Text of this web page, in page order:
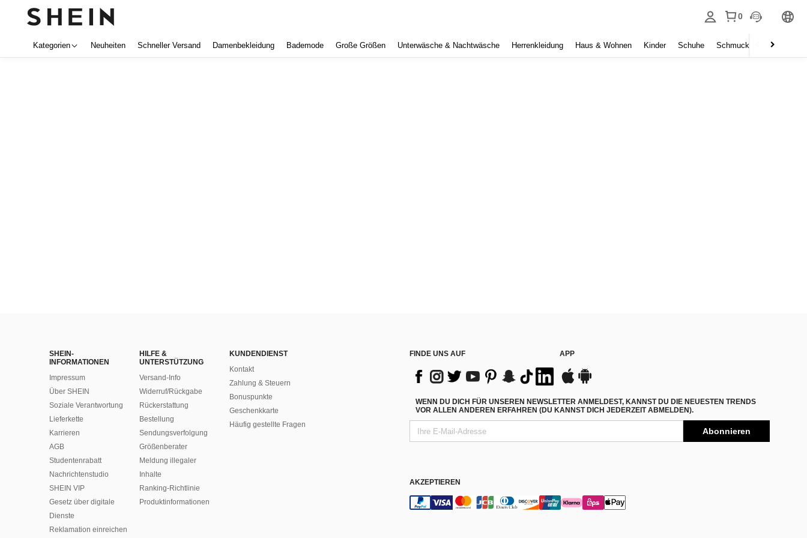
0
Kategorien Neuheiten Schneller Versand Damenbekleidung Bademode Große Größen Unterwäsche & Nachtwäsche Herrenkleidung Haus & Wohnen Kinder Schuhe Schmuck & Accessoires
SHEIN-
INFORMATIONEN
Impressum
Über SHEIN
Soziale Verantwortung
Lieferkette
Karrieren
AGB
Studentenrabatt
Nachrichtenstudio
SHEIN VIP
Gesetz über digitale
Dienste
Reklamation einreichen
HILFE &
UNTERSTÜTZUNG
Versand-Info
Widerruf/Rückgabe
Rückerstattung
Bestellung
Sendungsverfolgung
Größenberater
Meldung illegaler
Inhalte
Ranking-Richtlinie
​Produktinformationen
KUNDENDIENST
Kontakt
Zahlung & Steuern
Bonuspunkte
Geschenkkarte
Häufig gestellte Fragen
FINDE UNS AUF APP
WENN DU DICH FÜR UNSEREN NEWSLETTER ANMELDEST, KANNST DU DIE NEUESTEN TRENDS
VOR ALLEN ANDEREN ERFAHREN (DU KANNST DICH JEDERZEIT ABMELDEN).
Abonnieren
AKZEPTIEREN